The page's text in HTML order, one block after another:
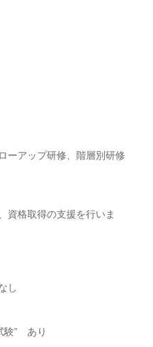
ーアップ研修、階層別研修
資格取得の支援を行いま